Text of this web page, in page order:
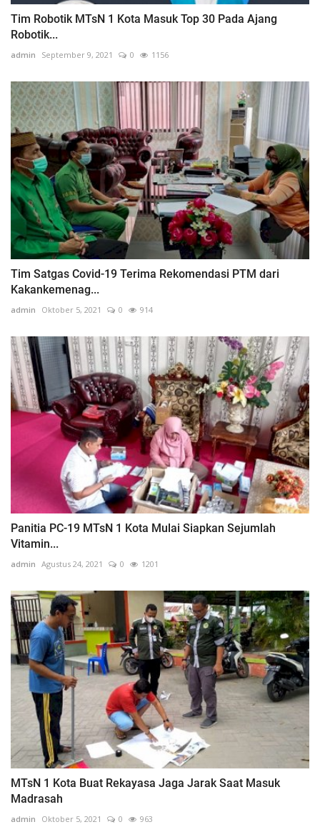
Tim Robotik MTsN 1 Kota Masuk Top 30 Pada Ajang
Robotik...
admin September 9, 2021 0 1156
Tim Satgas Covid-19 Terima Rekomendasi PTM dari
Kakankemenag...
admin Oktober 5, 2021 0 914
Panitia PC-19 MTsN 1 Kota Mulai Siapkan Sejumlah
Vitamin...
admin Agustus 24, 2021 0 1201
MTsN 1 Kota Buat Rekayasa Jaga Jarak Saat Masuk
Madrasah
admin Oktober 5, 2021 0 963